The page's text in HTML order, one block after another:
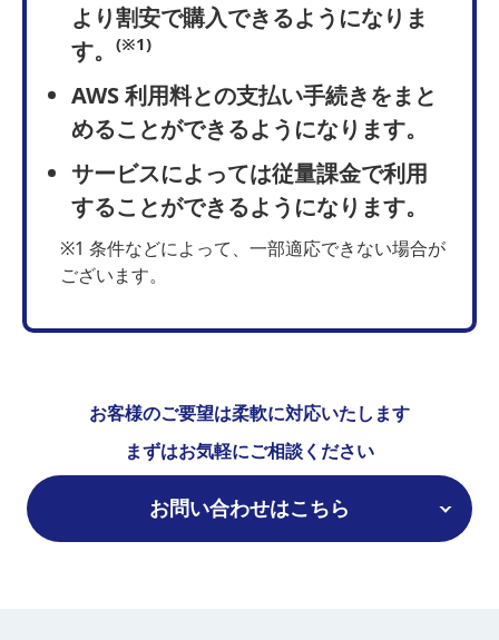
より割安で購入できるようになりま
す。 (※1)
AWS 利用料との支払い手続きをまと
めることができるようになります。
サービスによっては従量課金で利用
することができるようになります。
※1 条件などによって、一部適応できない場合が
ございます。
お客様のご要望は柔軟に対応いたします
まずはお気軽にご相談ください
お問い合わせはこちら